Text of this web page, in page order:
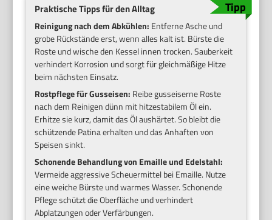
Praktische Tipps für den Alltag
Reinigung nach dem Abkühlen: Entferne Asche und
grobe Rückstände erst, wenn alles kalt ist. Bürste die
Roste und wische den Kessel innen trocken. Sauberkeit
verhindert Korrosion und sorgt für gleichmäßige Hitze
beim nächsten Einsatz.
Rostpflege für Gusseisen: Reibe gusseiserne Roste
nach dem Reinigen dünn mit hitzestabilem Öl ein.
Erhitze sie kurz, damit das Öl aushärtet. So bleibt die
schützende Patina erhalten und das Anhaften von
Speisen sinkt.
Schonende Behandlung von Emaille und Edelstahl:
Vermeide aggressive Scheuermittel bei Emaille. Nutze
eine weiche Bürste und warmes Wasser. Schonende
Pflege schützt die Oberfläche und verhindert
Abplatzungen oder Verfärbungen.